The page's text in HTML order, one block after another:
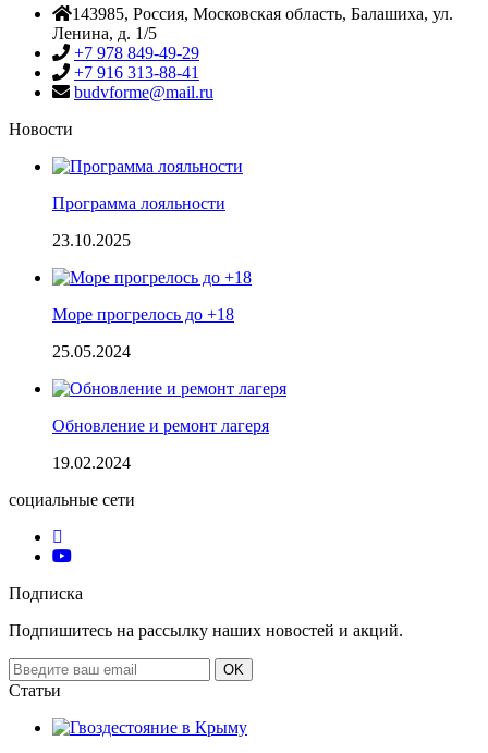
143985, Россия, Московская область, Балашиха, ул.
Ленина, д. 1/5
+7 978 849-49-29
+7 916 313-88-41
budvforme@mail.ru
Новости
Программа лояльности
23.10.2025
Море прогрелось до +18
25.05.2024
Обновление и ремонт лагеря
19.02.2024
социальные сети
Подписка
Подпишитесь на рассылку наших новостей и акций.
Email
address
OK
Статьи